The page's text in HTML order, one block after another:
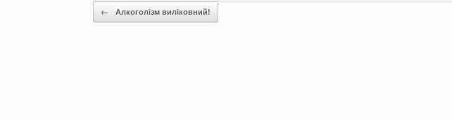
Post navigation
← Алкоголізм виліковний!